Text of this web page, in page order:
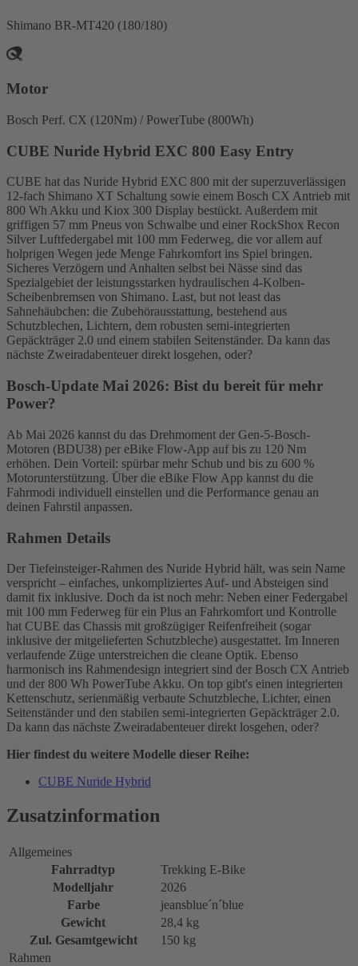
Shimano BR-MT420 (180/180)
Motor
Bosch Perf. CX (120Nm) / PowerTube (800Wh)
CUBE Nuride Hybrid EXC 800 Easy Entry
CUBE hat das Nuride Hybrid EXC 800 mit der superzuverlässigen
12-fach Shimano XT Schaltung sowie einem Bosch CX Antrieb mit
800 Wh Akku und Kiox 300 Display bestückt. Außerdem mit
griffigen 57 mm Pneus von Schwalbe und einer RockShox Recon
Silver Luftfedergabel mit 100 mm Federweg, die vor allem auf
holprigen Wegen jede Menge Fahrkomfort ins Spiel bringen.
Sicheres Verzögern und Anhalten selbst bei Nässe sind das
Spezialgebiet der leistungsstarken hydraulischen 4-Kolben-
Scheibenbremsen von Shimano. Last, but not least das
Sahnehäubchen: die Zubehörausstattung, bestehend aus
Schutzblechen, Lichtern, dem robusten semi-integrierten
Gepäckträger 2.0 und einem stabilen Seitenständer. Da kann das
nächste Zweiradabenteuer direkt losgehen, oder?
Bosch-Update Mai 2026: Bist du bereit für mehr
Power?
Ab Mai 2026 kannst du das Drehmoment der Gen-5-Bosch-
Motoren (BDU38) per eBike Flow-App auf bis zu 120 Nm
erhöhen. Dein Vorteil: spürbar mehr Schub und bis zu 600 %
Motorunterstützung. Über die eBike Flow App kannst du die
Fahrmodi individuell einstellen und die Performance genau an
deinen Fahrstil anpassen.
Rahmen Details
Der Tiefeinsteiger-Rahmen des Nuride Hybrid hält, was sein Name
verspricht – einfaches, unkompliziertes Auf- und Absteigen sind
damit fix inklusive. Doch da ist noch mehr: Neben einer Federgabel
mit 100 mm Federweg für ein Plus an Fahrkomfort und Kontrolle
hat CUBE das Chassis mit großzügiger Reifenfreiheit (sogar
inklusive der mitgelieferten Schutzbleche) ausgestattet. Im Inneren
verlaufende Züge unterstreichen die cleane Optik. Ebenso
harmonisch ins Rahmendesign integriert sind der Bosch CX Antrieb
und der 800 Wh PowerTube Akku. On top gibt's einen integrierten
Kettenschutz, serienmäßig verbaute Schutzbleche, Lichter, einen
Seitenständer und den stabilen semi-integrierten Gepäckträger 2.0.
Da kann das nächste Zweiradabenteuer direkt losgehen, oder?
Hier findest du weitere Modelle dieser Reihe:
CUBE Nuride Hybrid
Zusatzinformation
Allgemeines
Fahrradtyp
Trekking E-Bike
Modelljahr
2026
Farbe
jeansblue´n´blue
Gewicht
28,4 kg
Zul. Gesamtgewicht
150 kg
Rahmen